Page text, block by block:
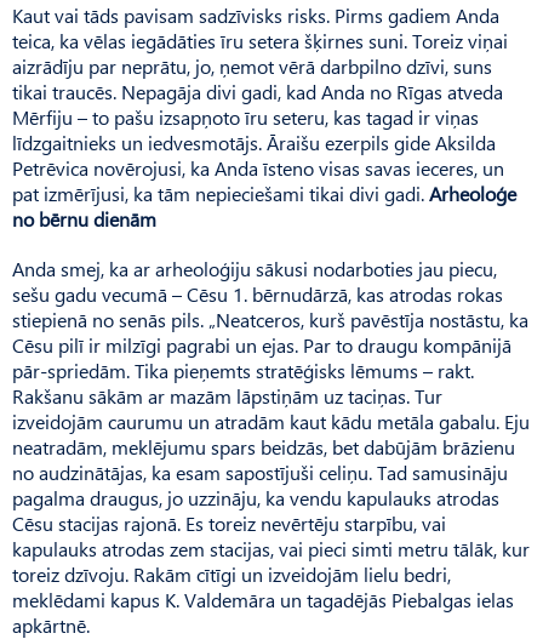
Kaut vai tāds pavisam sadzīvisks risks. Pirms gadiem Anda
teica, ka vēlas iegādāties īru setera šķirnes suni. Toreiz viņai
aizrādīju par neprātu, jo, ņemot vērā darbpilno dzīvi, suns
tikai traucēs. Nepagāja divi gadi, kad Anda no Rīgas atveda
Mērfiju – to pašu izsapņoto īru seteru, kas tagad ir viņas
līdzgaitnieks un iedvesmotājs. Āraišu ezerpils gide Aksilda
Petrēvica novērojusi, ka Anda īsteno visas savas ieceres, un
pat izmērījusi, ka tām nepieciešami tikai divi gadi.Arheoloģe
no bērnu dienām
Anda smej, ka ar arheoloģiju sākusi nodarboties jau piecu,
sešu gadu vecumā – Cēsu 1. bērnudārzā, kas atrodas rokas
stiepienā no senās pils. „Neatceros, kurš pavēstīja nostāstu, ka
Cēsu pilī ir milzīgi pagrabi un ejas. Par to draugu kompānijā
pār-spriedām. Tika pieņemts stratēģisks lēmums – rakt.
Rakšanu sākām ar mazām lāpstiņām uz taciņas. Tur
izveidojām caurumu un atradām kaut kādu metāla gabalu. Eju
neatradām, meklējumu spars beidzās, bet dabūjām brāzienu
no audzinātājas, ka esam sapostījuši celiņu. Tad samusināju
pagalma draugus, jo uzzināju, ka vendu kapulauks atrodas
Cēsu stacijas rajonā. Es toreiz nevērtēju starpību, vai
kapulauks atrodas zem stacijas, vai pieci simti metru tālāk, kur
toreiz dzīvoju. Rakām cītīgi un izveidojām lielu bedri,
meklēdami kapus K. Valdemāra un tagadējās Piebalgas ielas
apkārtnē.